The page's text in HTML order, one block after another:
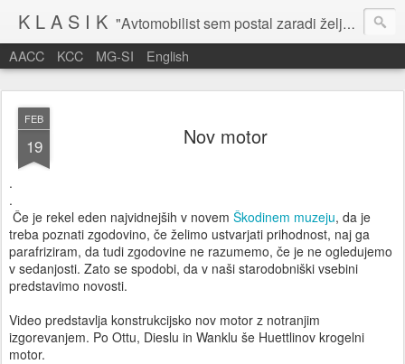
K L A S I K "Avtomobilist sem postal zaradi želje po potovanju in dejavnosti v prostem času." Baron Anton Codelli
AACC KCC MG-SI English
FEB
19 Nov motor
.
.
Če je rekel eden najvidnejših v novem Škodinem muzeju, da je
treba poznati zgodovino, če želimo ustvarjati prihodnost, naj ga
parafriziram, da tudi zgodovine ne razumemo, če je ne ogledujemo
v sedanjosti. Zato se spodobi, da v naši starodobniški vsebini
predstavimo novosti.
Video predstavlja konstrukcijsko nov motor z notranjim
izgorevanjem. Po Ottu, Dieslu in Wanklu še Huettlinov krogelni
motor.